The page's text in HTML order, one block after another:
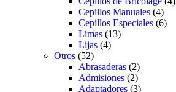
Cepillos Manuales (4)
Cepillos Especiales (6)
Limas (13)
Lijas (4)
Otros (52)
Abrasaderas (2)
Admisiones (2)
Adaptadores (3)